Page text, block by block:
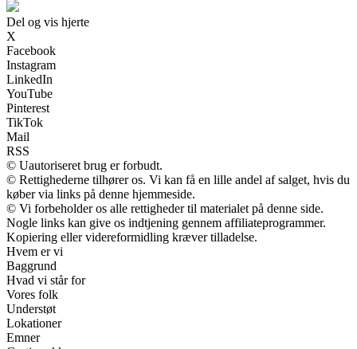
Del og vis hjerte
X
Facebook
Instagram
LinkedIn
YouTube
Pinterest
TikTok
Mail
RSS
© Uautoriseret brug er forbudt.
© Rettighederne tilhører os. Vi kan få en lille andel af salget, hvis du
køber via links på denne hjemmeside.
© Vi forbeholder os alle rettigheder til materialet på denne side.
Nogle links kan give os indtjening gennem affiliateprogrammer.
Kopiering eller videreformidling kræver tilladelse.
Hvem er vi
Baggrund
Hvad vi står for
Vores folk
Understøt
Lokationer
Emner